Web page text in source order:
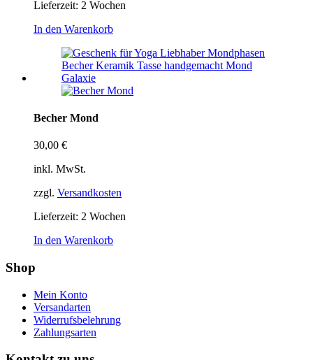
Lieferzeit: 2 Wochen
In den Warenkorb
Becher Mond
30,00 €
inkl. MwSt.
zzgl. Versandkosten
Lieferzeit: 2 Wochen
In den Warenkorb
Shop
Mein Konto
Versandarten
Widerrufsbelehrung
Zahlungsarten